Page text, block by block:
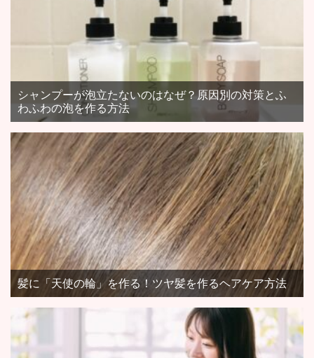
シャンプーが泡立たないのはなぜ？原因別の対策とふ
わふわの泡を作る方法
髪に「天使の輪」を作る！ツヤ髪を作るヘアケア方法